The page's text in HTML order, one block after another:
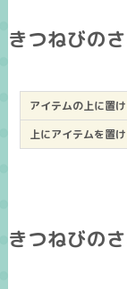
きつねびの
アイテムの上に置け
上にアイテムを置け
きつねびの